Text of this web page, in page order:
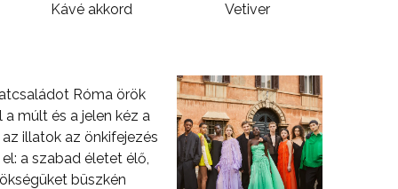
Kávé akkord Vetiver
Róma örök
múlt és a jelen kéz a
illatok az önkifejezés
a szabad életet élő,
büszkén